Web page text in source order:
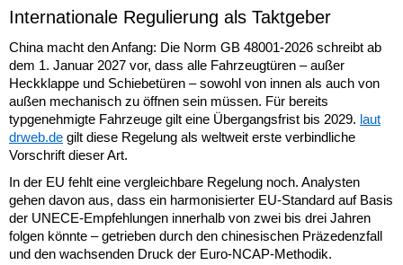
Internationale Regulierung als Taktgeber
China macht den Anfang: Die Norm GB 48001-2026 schreibt ab
dem 1. Januar 2027 vor, dass alle Fahrzeugtüren – außer
Heckklappe und Schiebetüren – sowohl von innen als auch von
außen mechanisch zu öffnen sein müssen. Für bereits
typgenehmigte Fahrzeuge gilt eine Übergangsfrist bis 2029. laut
drweb.de gilt diese Regelung als weltweit erste verbindliche
Vorschrift dieser Art.
In der EU fehlt eine vergleichbare Regelung noch. Analysten
gehen davon aus, dass ein harmonisierter EU-Standard auf Basis
der UNECE-Empfehlungen innerhalb von zwei bis drei Jahren
folgen könnte – getrieben durch den chinesischen Präzedenzfall
und den wachsenden Druck der Euro-NCAP-Methodik.